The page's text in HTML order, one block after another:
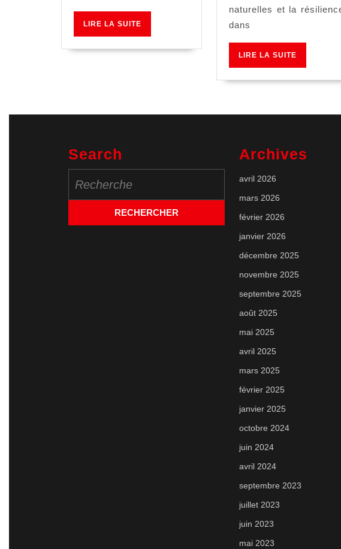
LIRE LA SUITE
naturelles et la
dans
LIRE LA SUITELIRE
Search
for:
Archives
avril 2026
mars 2026
février 2026
janvier 2026
décembre 2025
novembre 2025
septembre 2025
août 2025
mai 2025
avril 2025
mars 2025
février 2025
janvier 2025
octobre 2024
juin 2024
avril 2024
septembre 2023
juillet 2023
juin 2023
mai 2023